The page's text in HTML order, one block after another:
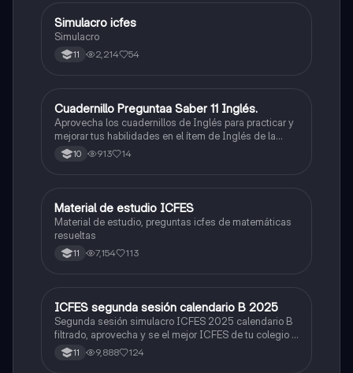
ICFES: Lectura Crítica
Simulacro icfes
Simulacro
11 2,214 54
ICFES: Inglés
Cuadernillo Preguntaa Saber 11 Inglés.
Aprovecha los cuadernillos de Inglés para practicar y
mejorar tus habilidades en el ítem de Inglés de la
Prueba Saber 11. 🫡
10 913 14
ICFES: Matemáticas
Material de estudio ICFES
Material de estudio, preguntas icfes de matemáticas
resueltas
11 7,154 113
ICFES: Lectura Crítica
ICFES segunda sesión calendario B 2025
Segunda sesión simulacro ICFES 2025 calendario B
filtrado, aprovecha y se el mejor ICFES de tu colegio y
poder ingresar a universidad, y estudiar aquella
carrera con la que tanto sueñas.
11 9,888 124